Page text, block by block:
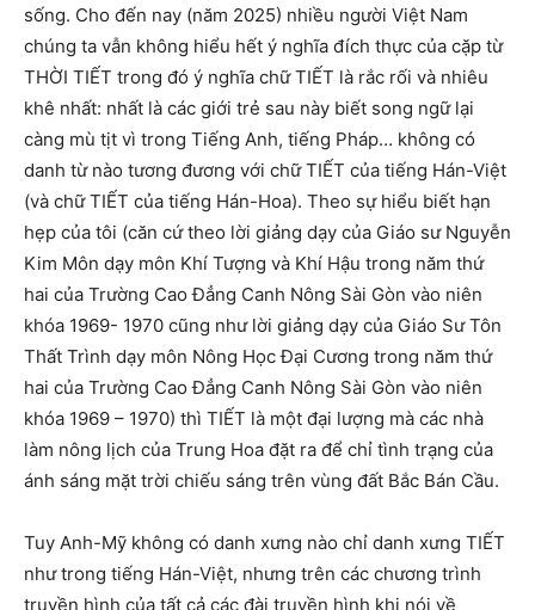
sống. Cho đến nay (năm 2025) nhiều người Việt Nam
chúng ta vẫn không hiểu hết ý nghĩa đích thực của cặp từ
THỜI TIẾT trong đó ý nghĩa chữ TIẾT là rắc rối và nhiêu
khê nhất: nhất là các giới trẻ sau này biết song ngữ lại
càng mù tịt vì trong Tiếng Anh, tiếng Pháp… không có
danh từ nào tương đương với chữ TIẾT của tiếng Hán-Việt
(và chữ TIẾT của tiếng Hán-Hoa). Theo sự hiểu biết hạn
hẹp của tôi (căn cứ theo lời giảng dạy của Giáo sư Nguyễn
Kim Môn dạy môn Khí Tượng và Khí Hậu trong năm thứ
hai của Trường Cao Đẳng Canh Nông Sài Gòn vào niên
khóa 1969- 1970 cũng như lời giảng dạy của Giáo Sư Tôn
Thất Trình dạy môn Nông Học Đại Cương trong năm thứ
hai của Trường Cao Đẳng Canh Nông Sài Gòn vào niên
khóa 1969 – 1970) thì TIẾT là một đại lượng mà các nhà
làm nông lịch của Trung Hoa đặt ra để chỉ tình trạng của
ánh sáng mặt trời chiếu sáng trên vùng đất Bắc Bán Cầu.
Tuy Anh-Mỹ không có danh xưng nào chỉ danh xưng TIẾT
như trong tiếng Hán-Việt, nhưng trên các chương trình
truyền hình của tất cả các đài truyền hình khi nói về